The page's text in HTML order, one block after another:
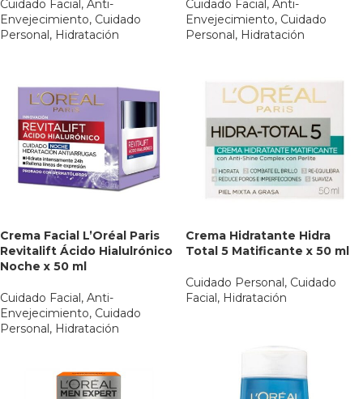
Cuidado Facial, Anti-
Envejecimiento, Cuidado
Personal, Hidratación
Cuidado Facial, Anti-
Envejecimiento, Cuidado
Personal, Hidratación
Crema Facial L’Oréal Paris
Revitalift Ácido Hialulrónico
Noche x 50 ml
Cuidado Facial, Anti-
Envejecimiento, Cuidado
Personal, Hidratación
Crema Hidratante Hidra
Total 5 Matificante x 50 ml
Cuidado Personal, Cuidado
Facial, Hidratación